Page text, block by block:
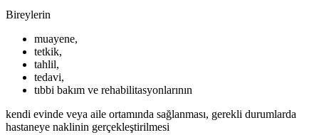
Bireylerin
muayene,
tetkik,
tahlil,
tedavi,
tıbbi bakım ve rehabilitasyonlarının
kendi evinde veya aile ortamında sağlanması, gerekli durumlarda
hastaneye naklinin gerçekleştirilmesi